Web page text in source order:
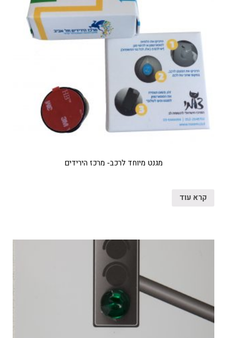
מגנט מיוחד לרכב- מרכז הירידים
קרא עוד